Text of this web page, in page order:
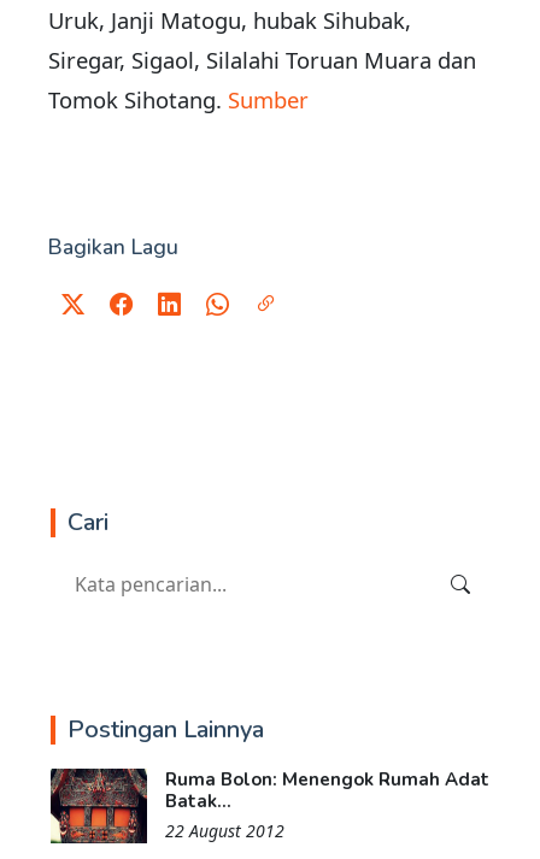
Uruk, Janji Matogu, hubak Sihubak,
Siregar, Sigaol, Silalahi Toruan Muara dan
Tomok Sihotang. Sumber
Bagikan Lagu
Cari
Postingan Lainnya
Ruma Bolon: Menengok Rumah Adat
Batak...
22 August 2012